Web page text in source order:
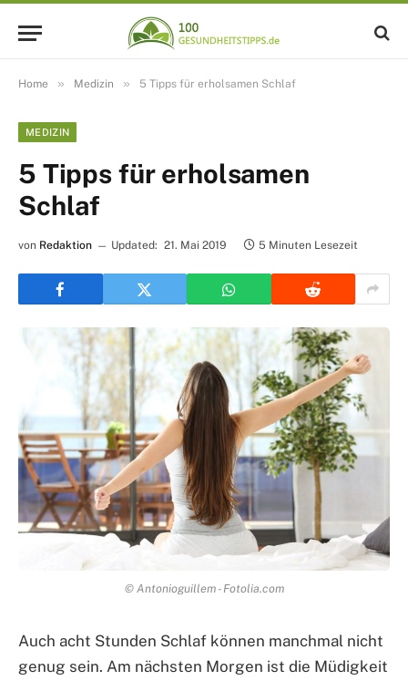
Home » Medizin » 5 Tipps für erholsamen Schlaf
MEDIZIN
5 Tipps für erholsamen
Schlaf
von Redaktion Updated: 21. Mai 2019 5 Minuten Lesezeit
© Antonioguillem - Fotolia.com
Auch acht Stunden Schlaf können manchmal nicht
genug sein. Am nächsten Morgen ist die Müdigkeit